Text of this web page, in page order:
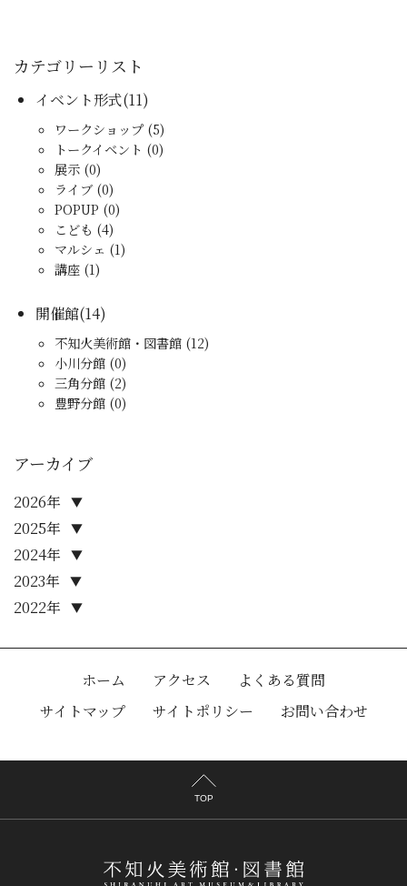
カテゴリーリスト
イベント形式(11)
ワークショップ (5)
トークイベント (0)
展示 (0)
ライブ (0)
POPUP (0)
こども (4)
マルシェ (1)
講座 (1)
開催館(14)
不知火美術館・図書館 (12)
小川分館 (0)
三角分館 (2)
豊野分館 (0)
アーカイブ
2022年 ▼
2023年 ▼
2024年 ▼
2025年 ▼
2026年 ▼
ホーム アクセス
よくある質問
サイトマップ
サイトポリシー お問い合わせ
TOP